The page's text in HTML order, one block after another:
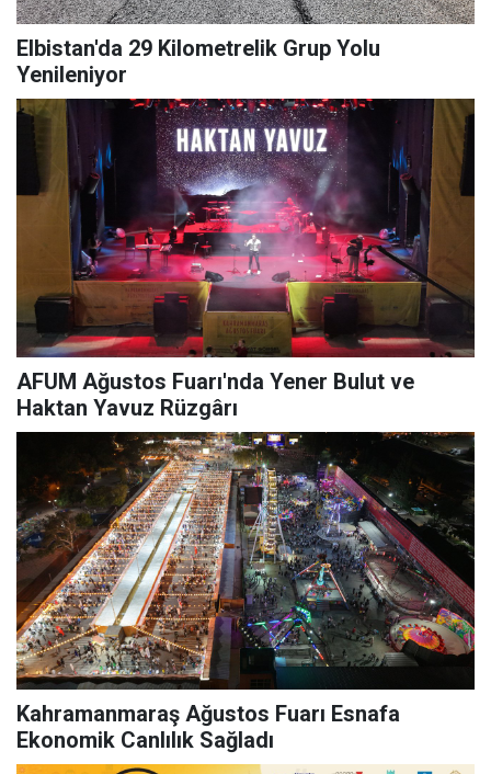
Elbistan'da 29 Kilometrelik Grup Yolu
Yenileniyor
AFUM Ağustos Fuarı'nda Yener Bulut ve
Haktan Yavuz Rüzgârı
Kahramanmaraş Ağustos Fuarı Esnafa
Ekonomik Canlılık Sağladı